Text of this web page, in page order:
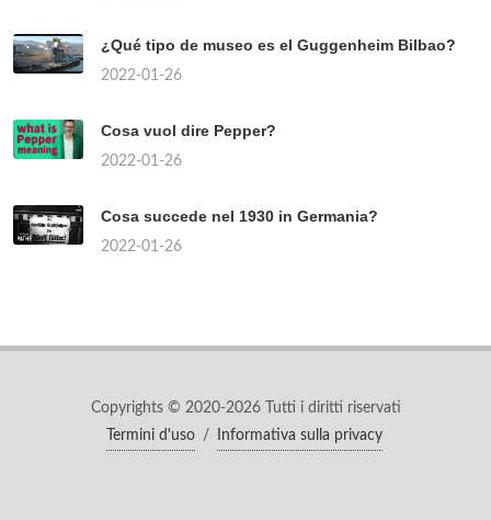
¿Qué tipo de museo es el Guggenheim Bilbao?
2022-01-26
Cosa vuol dire Pepper?
2022-01-26
Cosa succede nel 1930 in Germania?
2022-01-26
Copyrights © 2020-2026 Tutti i diritti riservati
Termini d'uso
/ Informativa sulla privacy